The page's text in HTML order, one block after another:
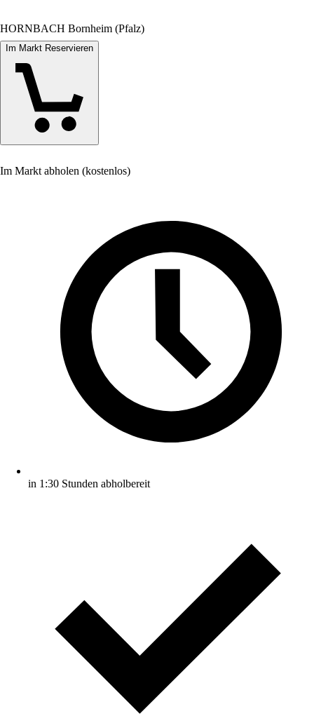
HORNBACH Bornheim (Pfalz)
Im Markt Reservieren
Im Markt abholen (kostenlos)
in 1:30 Stunden abholbereit